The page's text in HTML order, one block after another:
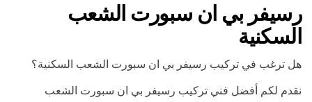
رسيفر بي ان سبورت الشعب
السكنية
هل ترغب في تركيب رسيفر بي ان سبورت الشعب السكنية؟
نقدم لكم أفضل فني تركيب رسيفر بي ان سبورت الشعب